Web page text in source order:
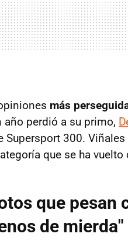
más
año perdió a su primo,
Supersport 300.
que se ha
que pesan
de mierda"